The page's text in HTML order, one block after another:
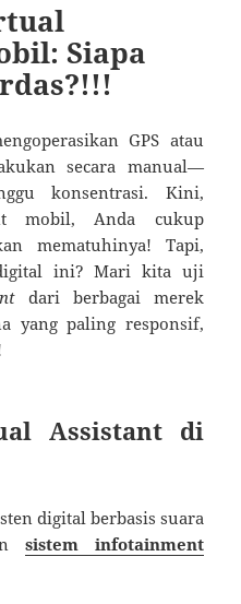
Siapa
GPS atau
secara manual—
konsentrasi. Kini,
mobil, Anda cukup
mematuhinya! Tapi,
ini? Mari kita uji
dari berbagai merek
yang paling responsif,
Assistant di
digital berbasis suara
sistem infotainment